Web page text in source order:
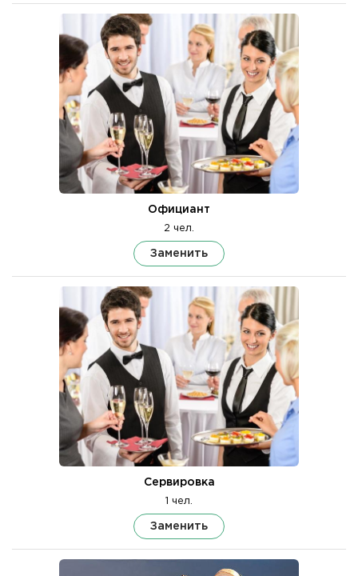
Официант
2 чел.
Заменить
Сервировка
1 чел.
Заменить